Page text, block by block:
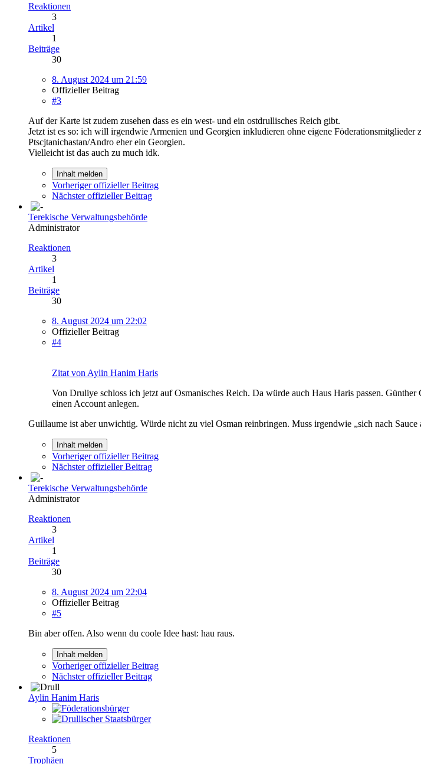
Reaktionen
3
Artikel
1
Beiträge
30
8. August 2024 um 21:59
Offizieller Beitrag
#3
Auf der Karte ist zudem zusehen dass es ein west- und ein ostdrullisches Reich gibt.
Jetzt ist es so: ich will irgendwie Armenien und Georgien inkludieren ohne eigene
Ptscjtanichastan/Andro eher ein Georgien.
Vielleicht ist das auch zu much idk.
Inhalt melden
Vorheriger offizieller Beitrag
Nächster offizieller Beitrag
Terekische Verwaltungsbehörde
Administrator
Reaktionen
3
Artikel
1
Beiträge
30
8. August 2024 um 22:02
Offizieller Beitrag
#4
Zitat von Aylin Hanim Haris
Von Druliye schloss ich jetzt auf Osmanisches Reich. Da würde auch Haus Haris passen.
einen Account anlegen.
Guillaume ist aber unwichtig. Würde nicht zu viel Osman reinbringen. Muss irgendwie „sich nach Sauce
Inhalt melden
Vorheriger offizieller Beitrag
Nächster offizieller Beitrag
Terekische Verwaltungsbehörde
Administrator
Reaktionen
3
Artikel
1
Beiträge
30
8. August 2024 um 22:04
Offizieller Beitrag
#5
Bin aber offen. Also wenn du coole Idee hast: hau raus.
Inhalt melden
Vorheriger offizieller Beitrag
Nächster offizieller Beitrag
Aylin Hanim Haris
Reaktionen
5
Trophäen